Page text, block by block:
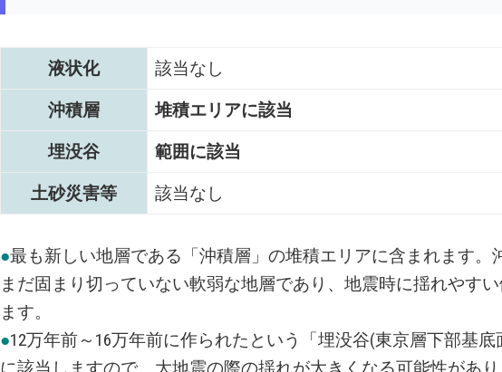
液状化
該当なし
沖積層
堆積エリアに該当
埋没谷
範囲に該当
土砂災害等
該当なし
●最も新しい地層である「沖積層」の堆積エリアに含まれます。
まだ固まり切っていない軟弱な地層であり、地震時に揺れやす
ます。
●12万年前～16万年前に作られたという「埋没谷(東京層下部基